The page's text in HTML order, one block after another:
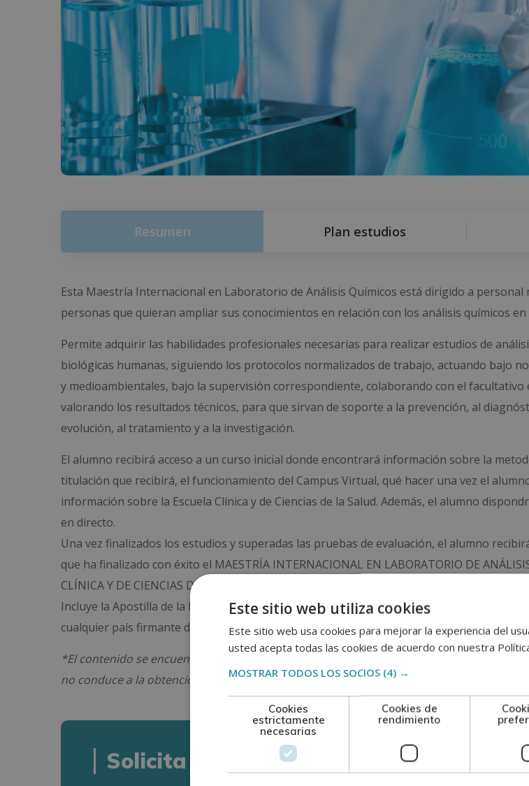
Resumen Plan estudios
Esta Maestría Internacional en Laboratorio de Análisis Químicos está dirigido a personal
personas que quieran ampliar sus conocimientos en relación con los análisis químicos
Permite adquirir las habilidades profesionales necesarias para realizar estudios de
biológicas humanas, siguiendo los protocolos normalizados de trabajo, actuando bajo
y medioambientales, bajo la supervisión correspondiente, colaborando con el
valorando los resultados técnicos, para que sirvan de soporte a la prevención, al
evolución, al tratamiento y a la investigación.
El alumno recibirá acceso a un curso inicial donde encontrará información sobre la
titulación que recibirá, el funcionamiento del Campus Virtual, qué hacer una vez el
información sobre la Escuela Clínica y de Ciencias de la Salud. Además, el alumno
en directo.
Una vez finalizados los estudios y superadas las pruebas de evaluación, el alumno
que ha finalizado con éxito el MAESTRÍA INTERNACIONAL EN LABORATORIO DE
CLÍNICA Y DE CIENCIAS DE LA SALUD, avalada por nuestra condición de socios de la CECAP.
Incluye la Apostilla de la Haya, mediante la que se reconoce y garantiza la autenticidad y
cualquier país firmante del convenio.
*El contenido se encuentra orientado hacia la adquisición de formación teórica
no conduce a la obtención de una titulación oficial.
Solicita información
Este sitio web utiliza cookies
Este sitio web usa cookies para mejorar la experiencia del
usted acepta todas las cookies de acuerdo con nuestra
MOSTRAR TODOS LOS SOCIOS (4) →
Cookies
estrictamente
necesarias
Cookies de
rendimiento